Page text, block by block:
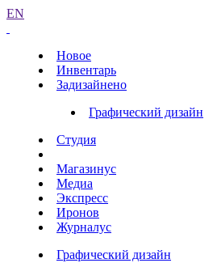
EN
Новое
Инвентарь
Задизайнено
Графический дизайн
Студия
Магазинус
Медиа
Экспресс
Иронов
Журналус
Графический дизайн